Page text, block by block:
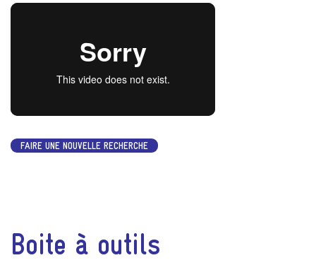
FAIRE UNE NOUVELLE RECHERCHE
Boite à outils